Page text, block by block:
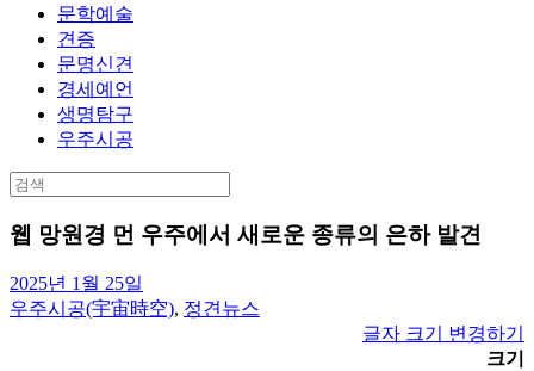
문학예술
견증
문명신견
경세예언
생명탐구
우주시공
Search
for:
웹 망원경 먼 우주에서 새로운 종류의 은하 발견
2025년 1월 25일
우주시공(宇宙時空), 정견뉴스
글자 크기 변경하기
크기